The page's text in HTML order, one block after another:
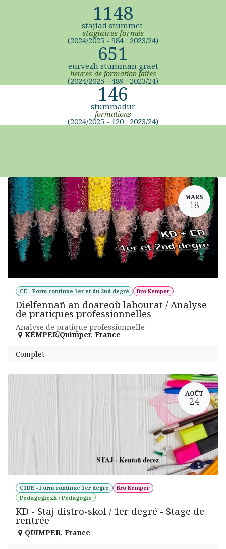
1148
stajiad stummet
stagiaires formés
(2024/2025 - 984 : 2023/24)
651
eurvezh stummañ graet
heures de formation faites
(2024/2025 - 489 : 2023/24)
146
stummadur
formations
(2024/2025 - 120 : 2023/24)
MARS
18
CE - Form continue 1er et du 2nd degré Bro Kemper
Dielfennañ an doareoù labourat / Analyse
de pratiques professionnelles
Analyse de pratique professionnelle
KEMPER/Quimper, France
Complet
AOÛT
24
C1DE - Form continue 1er degré
Bro Kemper
Pedagogiezh / Pédagogie
KD - Staj distro-skol / 1er degré - Stage de
rentrée
QUIMPER, France